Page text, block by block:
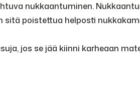
nukkaantuminen.
sitä poistettua helposti
jos se jää kiinni karheaan